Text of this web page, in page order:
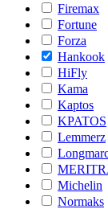
Firemax
Fortune
Forza
Hankook
HiFly
Kama
Kaptos
KPATOS
Lemmerz
Michelin
Normaks